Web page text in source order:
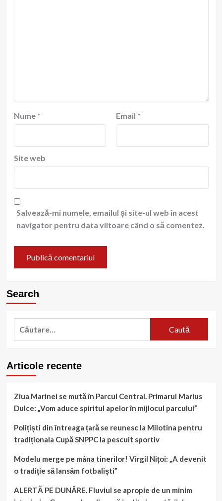
Nume * Email *
Site web
Salvează-mi numele, emailul și site-ul web în acest
navigator pentru data viitoare când o să comentez.
Search
Caută
Articole recente
Ziua Marinei se mută în Parcul Central. Primarul Marius
Dulce: „Vom aduce spiritul apelor în mijlocul parcului”
Polițiști din întreaga țară se reunesc la Milotina pentru
tradiționala Cupă SNPPC la pescuit sportiv
Modelu merge pe mâna tinerilor! Virgil Nițoi: „A devenit
o tradiție să lansăm fotbaliști”
ALERTĂ PE DUNĂRE. Fluviul se apropie de un minim